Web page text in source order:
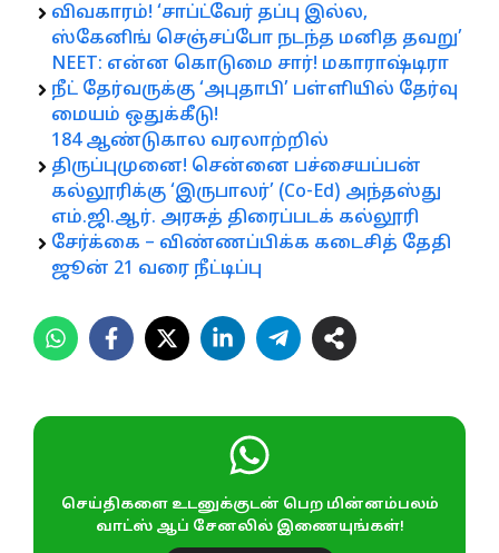
விவகாரம்! ‘சாப்ட்வேர் தப்பு இல்ல,
ஸ்கேனிங் செஞ்சப்போ நடந்த மனித தவறு’
NEET: என்ன கொடுமை சார்! மகாராஷ்டிரா
நீட் தேர்வருக்கு ‘அபுதாபி’ பள்ளியில் தேர்வு
மையம் ஒதுக்கீடு!
184 ஆண்டுகால வரலாற்றில்
திருப்புமுனை! சென்னை பச்சையப்பன்
கல்லூரிக்கு ‘இருபாலர்’ (Co-Ed) அந்தஸ்து
எம்.ஜி.ஆர். அரசுத் திரைப்படக் கல்லூரி
சேர்க்கை – விண்ணப்பிக்க கடைசித் தேதி
ஜூன் 21 வரை நீட்டிப்பு
செய்திகளை உடனுக்குடன் பெற மின்னம்பலம்
வாட்ஸ் ஆப் சேனலில் இணையுங்கள்!